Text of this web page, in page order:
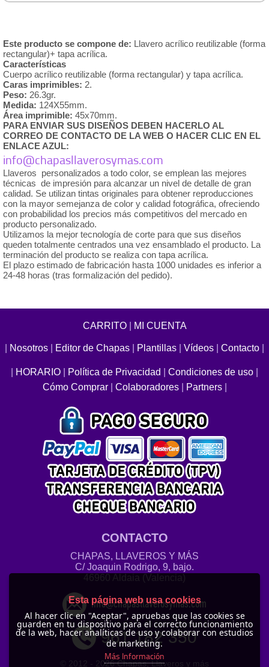
Este producto se compone de: Llavero acrílico reutilizable (forma
rectangular)+ tapa acrílica.
Características
Cuerpo acrílico reutilizable (forma rectangular) y tapa acrílica.
Caras imprimibles: 2.
Peso: 26.3gr.
Medida: 124X55mm.
Área imprimible: 45x70mm.
PARA ENVIAR SUS DISEÑOS DEBEN HACERLO AL
CORREO DE CONTACTO DE LA WEB O HACER CLIC EN EL
ENLACE AZUL:
info@chapasllaverosymas.com
Llaveros personalizados a todo color, se emplean las mejores
técnicas de impresión para alcanzar un nivel de detalle de gran
calidad. Se utilizan tintas originales para obtener reproducciones
con la mayor semejanza de color y calidad fotográfica, ofreciendo
con probabilidad los precios más competitivos del mercado en
producto personalizado.
Utilizamos la mejor tecnología de corte para que sus diseños
queden totalmente centrados una vez ensamblado el producto. La
terminación del producto se realiza con tapa acrílica.
El plazo estimado de fabricación hasta 1000 unidades es inferior a
24-48 horas (tras formalización del pedido).
CARRITO| MI CUENTA
Nosotros Editor de Chapas Plantillas Vídeos Contacto
HORARIO Política de Privacidad Condiciones de uso
Cómo Comprar
Colaboradores Partners
CONTACTO
CHAPAS, LLAVEROS Y MÁS
C/ Joaquin Rodrigo, 9, bajo.
46960 Aldaia (Valencia)
info@chapasllaverosymas.com
961 182 350
© 2012 - 2026 Chapas, Llaveros y más
Esta página web usa cookies
Al hacer clic en "Aceptar", apruebas que las cookies se
guarden en tu dispositivo para el correcto funcionamiento
de la web, hacer analíticas de uso y colaborar con estudios
de marketing.
Más Información